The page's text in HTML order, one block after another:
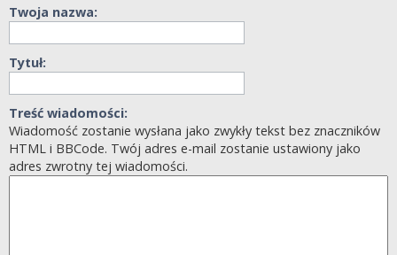
Twoja nazwa:
Tytuł:
Treść wiadomości:
Wiadomość zostanie wysłana jako zwykły tekst bez znaczników
HTML i BBCode. Twój adres e-mail zostanie ustawiony jako
adres zwrotny tej wiadomości.